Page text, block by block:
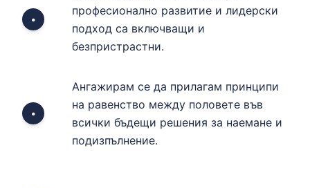
•
професионално развитие и лидерски
подход са включващи и
безпристрастни.
•
Ангажирам се да прилагам принципи
на равенство между половете във
всички бъдещи решения за наемане и
подизпълнение.